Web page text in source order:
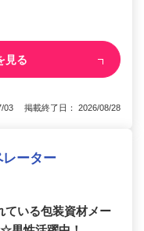
見る
03 掲載終了日： 2026/08/28
ーター
ている包装資材メー